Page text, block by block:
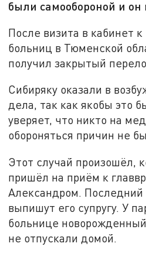
были самообороной и он
После визита в кабинет к
больниц в Тюменской
получил закрытый
Сибиряку оказали в
дела, так как якобы это
уверяет, что никто на
обороняться причин не
Этот случай произошёл,
пришёл на приём к
Александром. Последний
выпишут его супругу. У
больнице
не отпускали домой.